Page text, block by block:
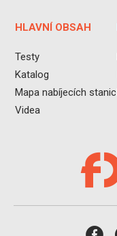
HLAVNÍ OBSAH
Testy
Katalog
Mapa nabíjecích stanic
Videa